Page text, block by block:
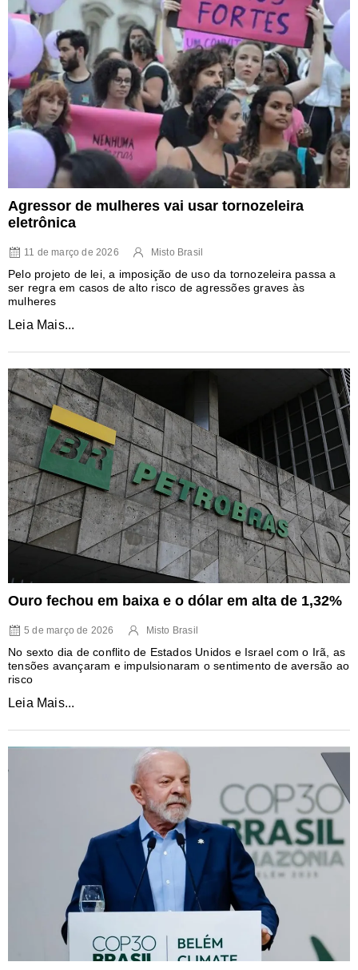
Agressor de mulheres vai usar tornozeleira
eletrônica
11 de março de 2026 Misto Brasil
Pelo projeto de lei, a imposição de uso da tornozeleira passa a
ser regra em casos de alto risco de agressões graves às
mulheres
Leia Mais...
Ouro fechou em baixa e o dólar em alta de 1,32%
5 de março de 2026 Misto Brasil
No sexto dia de conflito de Estados Unidos e Israel com o Irã, as
tensões avançaram e impulsionaram o sentimento de aversão ao
risco
Leia Mais...